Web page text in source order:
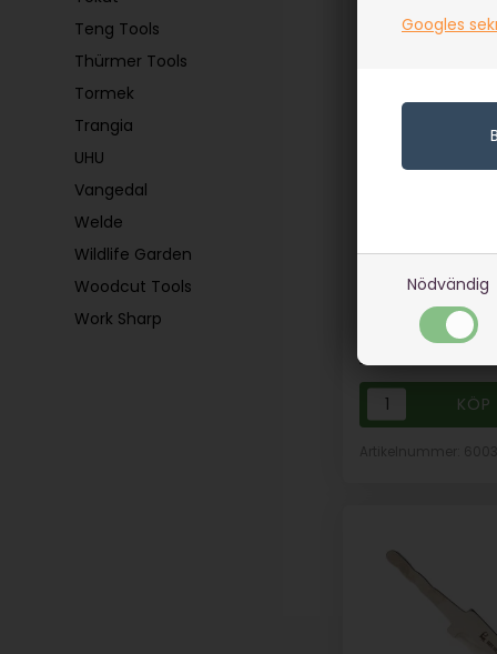
Googles
Nödvändig
Teng Tools
Thürmer Tools
Tormek
Trangia
UHU
Vangedal
Welde
Wildlife Garden
Woodcut Tools
Work Sharp
289,00SEK
(inkl. moms)
Eventuellt
leveranskostnader